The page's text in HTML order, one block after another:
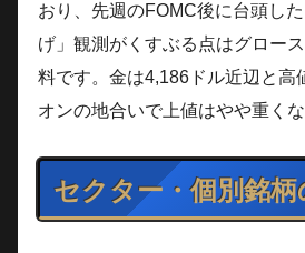
おり、先週のFOMC後に台頭し
げ」観測がくすぶる点はグロー
料です。金は4,186ドル近辺と高
オンの地合いで上値はやや重くな
セクター・個別銘柄